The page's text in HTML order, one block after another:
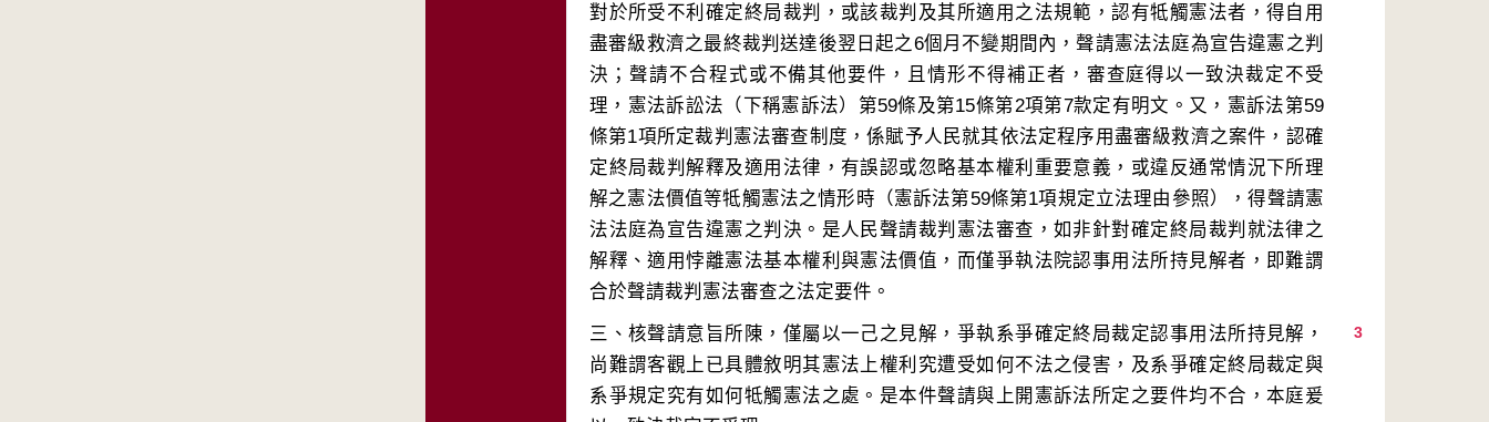
對於所受不利確定終局裁判，或該裁判及其所適用之法規範，認有牴觸憲法者，得自用
盡審級救濟之最終裁判送達後翌日起之6個月不變期間內，聲請憲法法庭為宣告違憲之判
決；聲請不合程式或不備其他要件，且情形不得補正者，審查庭得以一致決裁定不受
理，憲法訴訟法（下稱憲訴法）第59條及第15條第2項第7款定有明文。又，憲訴法第59
條第1項所定裁判憲法審查制度，係賦予人民就其依法定程序用盡審級救濟之案件，認確
定終局裁判解釋及適用法律，有誤認或忽略基本權利重要意義，或違反通常情況下所理
解之憲法價值等牴觸憲法之情形時（憲訴法第59條第1項規定立法理由參照），得聲請憲
法法庭為宣告違憲之判決。是人民聲請裁判憲法審查，如非針對確定終局裁判就法律之
解釋、適用悖離憲法基本權利與憲法價值，而僅爭執法院認事用法所持見解者，即難謂
3
三、核聲請意旨所陳，僅屬以一己之見解，爭執系爭確定終局裁定認事用法所持見解，
尚難謂客觀上已具體敘明其憲法上權利究遭受如何不法之侵害，及系爭確定終局裁定與
系爭規定究有如何牴觸憲法之處。是本件聲請與上開憲訴法所定之要件均不合，本庭爰